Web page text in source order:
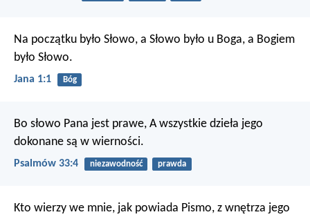
Na początku było Słowo, a Słowo było u Boga, a Bogiem
było Słowo.
Jana 1:1 Bóg
Bo słowo Pana jest prawe, A wszystkie dzieła jego
dokonane są w wierności.
Psalmów 33:4 niezawodność prawda
Kto wierzy we mnie, jak powiada Pismo, z wnętrza jego